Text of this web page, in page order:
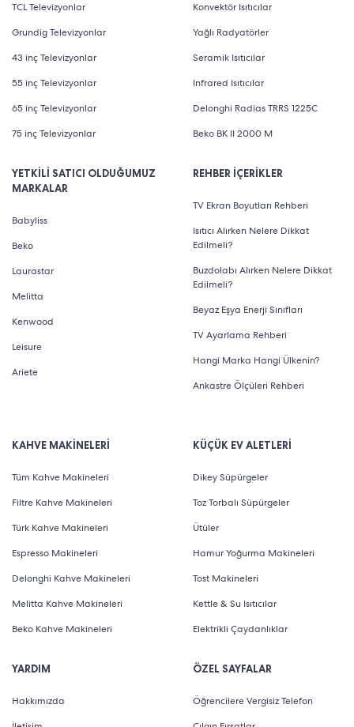
TCL Televizyonlar
Grundig Televizyonlar
43 inç Televizyonlar
55 inç Televizyonlar
65 inç Televizyonlar
75 inç Televizyonlar
YETKİLİ SATICI OLDUĞUMUZ
MARKALAR
Babyliss
Beko
Laurastar
Melitta
Kenwood
Leisure
Ariete
Konvektör Isıtıcılar
Yağlı Radyatörler
Seramik Isıtıcılar
Infrared Isıtıcılar
Delonghi Radias TRRS 1225C
Beko BK II 2000 M
REHBER İÇERİKLER
TV Ekran Boyutları Rehberi
Isıtıcı Alırken Nelere Dikkat
Edilmeli?
Buzdolabı Alırken Nelere Dikkat
Edilmeli?
Beyaz Eşya Enerji Sınıfları
TV Ayarlama Rehberi
Hangi Marka Hangi Ülkenin?
Ankastre Ölçüleri Rehberi
KAHVE MAKİNELERİ
Tüm Kahve Makineleri
Filtre Kahve Makineleri
Türk Kahve Makineleri
Espresso Makineleri
Delonghi Kahve Makineleri
Melitta Kahve Makineleri
Beko Kahve Makineleri
YARDIM
Hakkımızda
KÜÇÜK EV ALETLERİ
Dikey Süpürgeler
Toz Torbalı Süpürgeler
Ütüler
Hamur Yoğurma Makineleri
Tost Makineleri
Kettle & Su Isıtıcılar
Elektrikli Çaydanlıklar
ÖZEL SAYFALAR
Öğrencilere Vergisiz Telefon